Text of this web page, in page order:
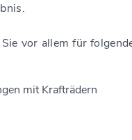
vor allem für
mit Krafträdern